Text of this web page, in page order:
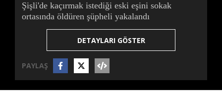
Şişli'de kaçırmak istediği eski eşini sokak
ortasında öldüren şüpheli yakalandı
DETAYLARI GÖSTER
PAYLAŞ